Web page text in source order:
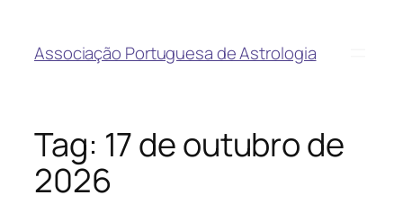
Associação Portuguesa de Astrologia
Tag: 17 de outubro de
2026